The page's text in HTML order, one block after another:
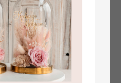
Promocja:
100 PLN/125.00 PLN